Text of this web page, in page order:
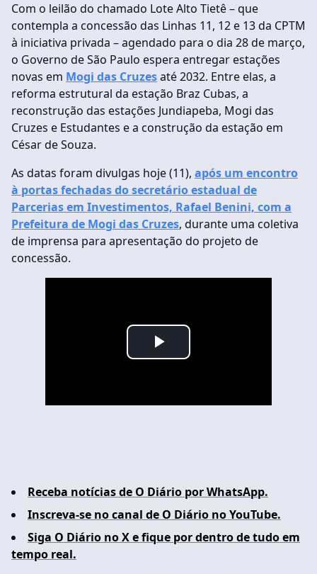
Com o leilão do chamado Lote Alto Tietê – que
contempla a concessão das Linhas 11, 12 e 13 da CPTM
à iniciativa privada – agendado para o dia 28 de março,
o Governo de São Paulo espera entregar estações
novas em Mogi das Cruzesaté 2032. Entre elas, a
reforma estrutural da estação Braz Cubas, a
reconstrução das estações Jundiapeba, Mogi das
Cruzes e Estudantes e a construção da estação em
César de Souza.
As datas foram divulgas hoje (11), após um encontro
à portas fechadas do secretário estadual de
Parcerias em Investimentos, Rafael Benini, com a
Prefeitura de Mogi das Cruzes, durante uma coletiva
de imprensa para apresentação do projeto de
concessão.
Play
Receba notícias de O Diário por WhatsApp.
Inscreva-se no canal de O Diário no YouTube.
Siga O Diário no X e fique por dentro de tudo em
tempo real.